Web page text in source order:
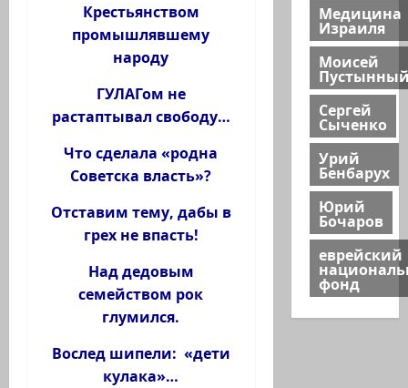
Крестьянством
промышлявшему
народу
ГУЛАГом не
растаптывал свободу…
Что сделала «родна
Советска власть»?
Отставим тему, дабы в
грех не впасть!
Над дедовым
семейством рок
глумился.
Вослед шипели: «дети
кулака»…
Медицина
Израиля
Моисей
Сергей
Сыченко
Урий
Бенбарух
Юрий
Бочаров
еврейский
фонд